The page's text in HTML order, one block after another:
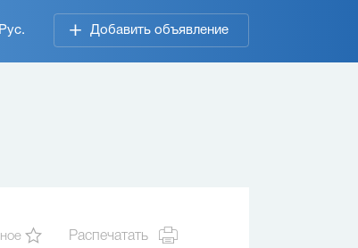
Рус. Добавить объявление
Распечатать